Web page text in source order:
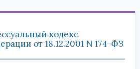
кодекс
от 18.12.2001 N 174-ФЗ